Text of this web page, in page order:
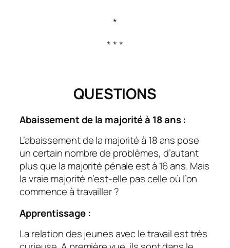
*
* * *
QUESTIONS
Abaissement de la majorité à 18 ans :
L’abaissement de la majorité à 18 ans pose
un certain nombre de problèmes, d’autant
plus que la majorité pénale est à 16 ans. Mais
la vraie majorité n’est-elle pas celle où l’on
commence à travailler ?
Apprentissage :
La relation des jeunes avec le travail est très